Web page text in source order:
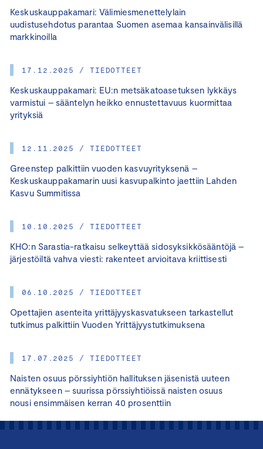
Keskuskauppakamari: Välimiesmenettelylain
uudistusehdotus parantaa Suomen asemaa kansainvälisillä
markkinoilla
17.12.2025 / TIEDOTTEET
Keskuskauppakamari: EU:n metsäkatoasetuksen lykkäys
varmistui – sääntelyn heikko ennustettavuus kuormittaa
yrityksiä
12.11.2025 / TIEDOTTEET
Greenstep palkittiin vuoden kasvuyrityksenä –
Keskuskauppakamarin uusi kasvupalkinto jaettiin Lahden
Kasvu Summitissa
10.10.2025 / TIEDOTTEET
KHO:n Sarastia-ratkaisu selkeyttää sidosyksikkösääntöjä –
järjestöiltä vahva viesti: rakenteet arvioitava kriittisesti
06.10.2025 / TIEDOTTEET
Opettajien asenteita yrittäjyyskasvatukseen tarkastellut
tutkimus palkittiin Vuoden Yrittäjyystutkimuksena
17.07.2025 / TIEDOTTEET
Naisten osuus pörssiyhtiön hallituksen jäsenistä uuteen
ennätykseen – suurissa pörssiyhtiöissä naisten osuus
nousi ensimmäisen kerran 40 prosenttiin